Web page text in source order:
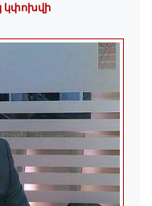
կփոխվի